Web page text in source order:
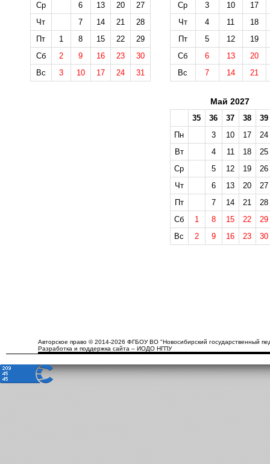
Ср
6 13 20
27
Чт
7 14 21
28
Пт
1 8 15 22
29
Сб
2 9 16 23
30
Вс
3 10 17 24 31
Ср
3 10
17
Чт
4 11
18
Пт
5 12
19
Сб
6 13
20
Вс
7 14 21
Май 2027
35 36 37 38
39
Пн
3 10 17
24
Вт
4 11 18
25
Ср
5 12 19
26
Чт
6 13 20
27
Пт
7 14 21
28
Сб
1 8 15 22
29
Вс
2 9 16 23 30
Авторское право © 2014-2026 ФГБОУ ВО "Новосибирский государственный
Разработка и поддержка сайта – ИОДО НГПУ